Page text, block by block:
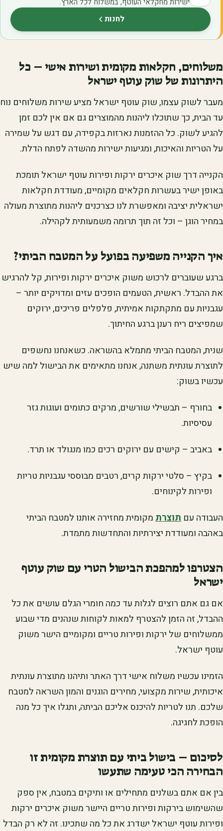
לחנות(נפתח בלשונית חדשה)
משלוחים, חקלאות מקומית ושירות אישי – כל
היתרונות של שוק עוטף ישראל
מעבר לשוק עצמו, שוק עוטף ישראל מציע שירות משלוחים נוח
עד הבית, כך שתוכלו ליהנות מהמוצרים גם אם אין לכם זמן
להגיע לשוק. כל ההזמנות נארזות בקפידה, עם דגש על שמירה
על הטריות והאיכות, ומגיעות ישירות מהשדה לפתח הדלת.
הקנייה דרך שוק איכרים ירקות ופירות עוטף ישראל תומכת
באופן ישיר בעשרות חקלאים מקומיים, מעודדת חקלאות
ישראלית יציבה ומאפשרת לנו כצרכנים ליהנות מתוצרת מעולה
במחיר הוגן – וכל זה תוך תרומה משמעותית לקהילה.
איך הקנייה משפיעה בפועל על המטבח הביתי?
ברגע שעוברים לרכוש משוק איכרים ירקות ופירות, קל להרגיש
את ההבדל. ראשית, הטעמים הופכים עזים ומדויקים יותר –
עגבניות עם מתקתקות אמיתית, פלפלים פריכים, ירוקים
שמפיצים ריח רענן ברגע החיתוך.
שנית, המטבח הביתי מתמלא בהשראה. כשאנחנו נחשפים
לתוצרת עונתית משתנה, אנחנו מתאימים את הבישול למה שיש
עכשיו בשוק:
בחורף – תבשילי שורשים, מרקים כתומים ועוגות גזר
עסיסיות.
באביב – קישים עם ירוקים רכים כמו מנגולד או תרד.
בקיץ – סלטי ירקות קרים, רטבים מבוססי עגבניות טריות
ופירות לקינוחים.
העבודה עם תוצרתמקומית מחזירה אותנו למטבח הביתי
באהבה ומעודדת יצירתיות והתחדשות מתמדת.
הצטרפו למהפכת הבישול הטרי עם שוק עוטף
ישראל
אם גם אתם רוצים לגלות עד כמה חומרי הגלם עושים את כל
ההבדל, זה הזמן להצטרף למאות לקוחות שנהנים מדי שבוע
ממשלוחים של ירקות ופירות טריים ומקומיים הישר משוק
עוטף ישראל.
הזמינו עכשיו משלוח אישי דרך האתר ותיהנו מתוצרת עונתית
איכותית, שירות מקצועי, מחירים הוגנים והמון השראה למטבח
שלכם. תנו לטריות להיכנס אליכם הביתה, ותגלו איך כל מנה
הופכת לחגיגה.
לסיכום – בישול ביתי עם תוצרת מקומית זו
הבחירה הכי טעימה שתעשו
בין אם אתם בשלנים מתחילים או ותיקים במטבח, אין ספק
שהשימוש בירקות ופירות טריים היישר משוק איכרים ירקות
ופירות עוטף ישראל ישדרג את כל מה שתכינו. זה לא רק הבדל